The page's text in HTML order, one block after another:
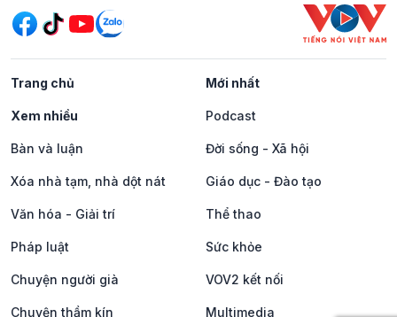
Trang chủ Mới nhất
Xem nhiều Podcast
Bàn và luận Đời sống - Xã hội
Xóa nhà tạm, nhà dột nát Giáo dục - Đào tạo
Văn hóa - Giải trí Thể thao
Pháp luật Sức khỏe
Chuyện người già VOV2 kết nối
Chuyện thầm kín Multimedia